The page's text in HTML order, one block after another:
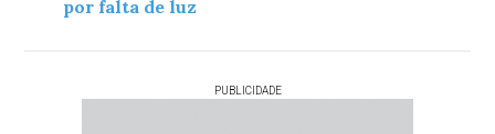
por falta de luz
PUBLICIDADE